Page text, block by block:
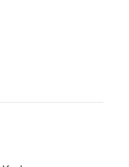
antal röster: